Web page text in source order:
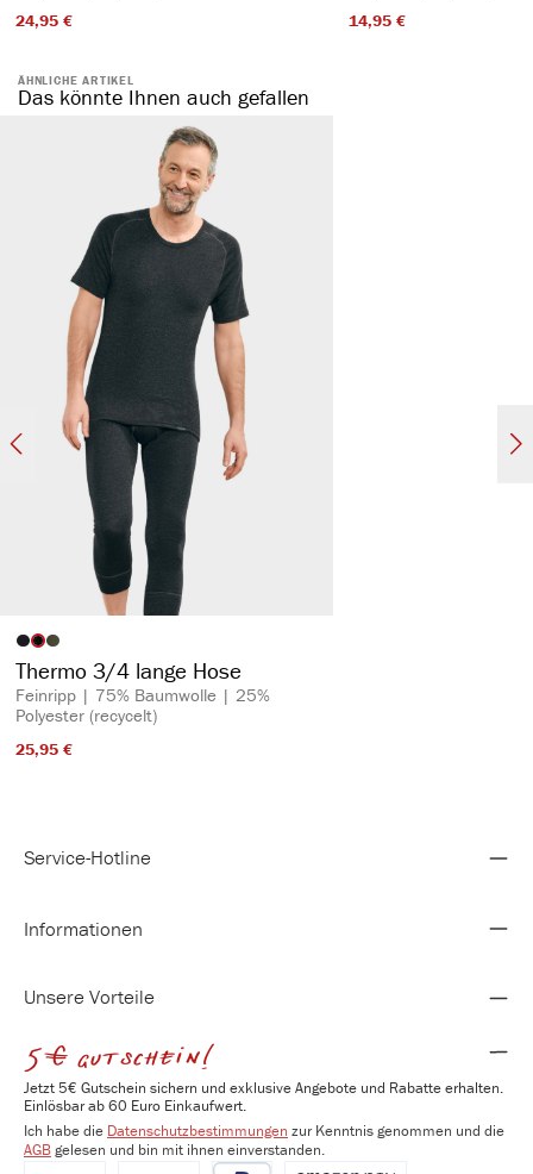
24,95 €​ 14,95 €​
ÄHNLICHE ARTIKEL
Das könnte Ihnen auch gefallen
Artikelfarbe
Thermo 3/4 lange Hose
Feinripp | 75% Baumwolle | 25%
Polyester (recycelt)
25,95 €​
Service-Hotline
Informationen
Unsere Vorteile
5€ gutschein!
Jetzt 5€ Gutschein sichern und exklusive Angebote und Rabatte erhalten.
Einlösbar ab 60 Euro Einkaufwert.
Ich habe die Datenschutzbestimmungen zur Kenntnis genommen und die
AGBgelesen und bin mit ihnen einverstanden.